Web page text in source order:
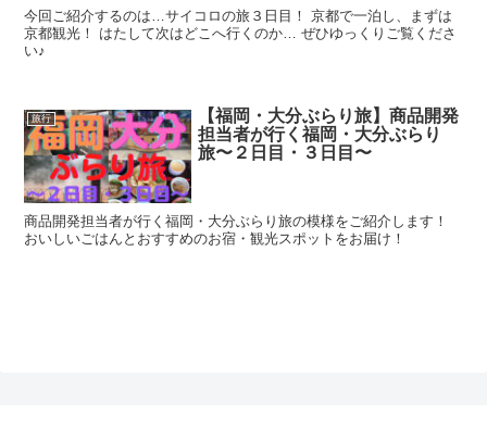
今回ご紹介するのは…サイコロの旅３日目！ 京都で一泊し、まずは
京都観光！ はたして次はどこへ行くのか… ぜひゆっくりご覧くださ
い♪
旅行
【福岡・大分ぶらり旅】商品開発
担当者が行く福岡・大分ぶらり
旅〜２日目・３日目〜
商品開発担当者が行く福岡・大分ぶらり旅の模様をご紹介します！
おいしいごはんとおすすめのお宿・観光スポットをお届け！